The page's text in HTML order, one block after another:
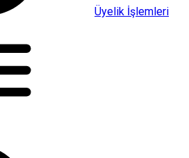
Üyelik İşlemleri